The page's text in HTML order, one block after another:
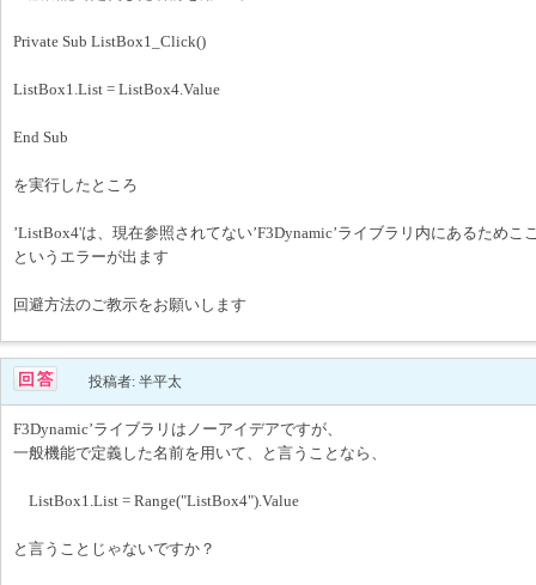
Private Sub ListBox1_Click()
ListBox1.List = ListBox4.Value
End Sub
を実行したところ
’ListBox4'は、現在参照されてない’F3Dynamic’ライブラリ内にあるためこ
というエラーが出ます
回避方法のご教示をお願いします
投稿者: 半平太
F3Dynamic’ライブラリはノーアイデアですが、
一般機能で定義した名前を用いて、と言うことなら、
ListBox1.List = Range("ListBox4").Value
と言うことじゃないですか？